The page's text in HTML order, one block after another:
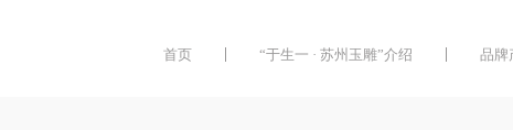
首页 “于生一 · 苏州玉雕”介绍 品牌